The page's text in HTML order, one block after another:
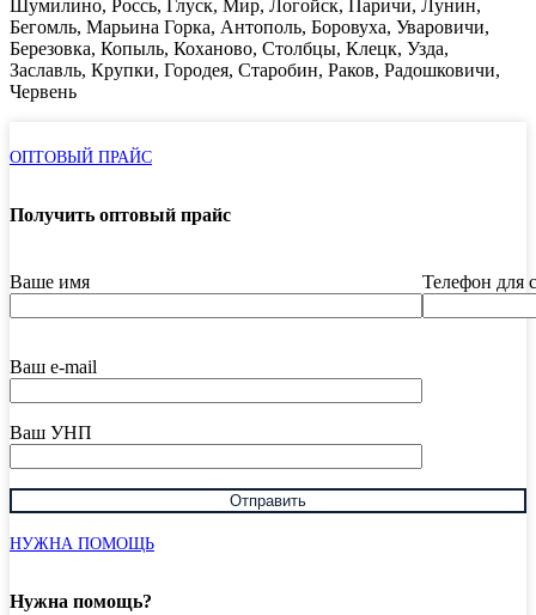
Шумилино, Россь, Глуск, Мир, Логойск, Паричи, Лунин,
Бегомль, Марьина Горка, Антополь, Боровуха, Уваровичи,
Березовка, Копыль, Коханово, Столбцы, Клецк, Узда,
Заславль, Крупки, Городея, Старобин, Раков, Радошковичи,
Червень
ОПТОВЫЙ ПРАЙС
Получить оптовый прайс
Ваше имя Телефон для
Ваш e-mail
Ваш УНП
НУЖНА ПОМОЩЬ
Нужна помощь?